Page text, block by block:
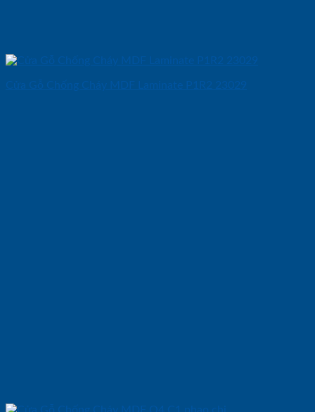
Cửa Gỗ Chống Cháy MDF Laminate P1R2 23029